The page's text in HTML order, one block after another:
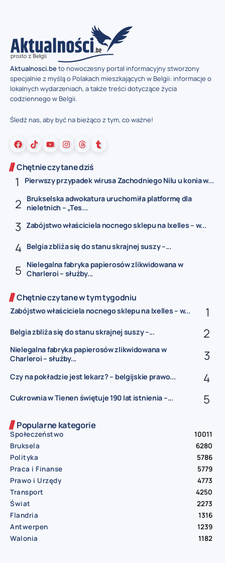
Aktualnosci.beto nowoczesny portal informacyjny stworzony
specjalnie z myślą o Polakach mieszkających w Belgii: informacje o
lokalnych wydarzeniach, a także treści dotyczące życia
codziennego w Belgii.
Śledź nas, aby być na bieżąco z tym, co ważne!
Chętnie czytane dziś
Pierwszy przypadek wirusa Zachodniego Nilu u konia w...
Brukselska adwokatura uruchomiła platformę dla
nieletnich – „Tes...
Zabójstwo właściciela nocnego sklepu na Ixelles – w...
Belgia zbliża się do stanu skrajnej suszy –...
Nielegalna fabryka papierosów zlikwidowana w
Charleroi – służby...
Chętnie czytane w tym tygodniu
Zabójstwo właściciela nocnego sklepu na Ixelles – w...
Belgia zbliża się do stanu skrajnej suszy –...
Nielegalna fabryka papierosów zlikwidowana w
Charleroi – służby...
Czy na pokładzie jest lekarz? – belgijskie prawo...
Cukrownia w Tienen świętuje 190 lat istnienia –...
Popularne kategorie
Społeczeństwo
10011
Bruksela
6280
Polityka
5786
Praca i Finanse
5779
Prawo i Urzędy
4773
Transport
4250
Świat
2273
Flandria
1316
Antwerpen
1239
Walonia
1182